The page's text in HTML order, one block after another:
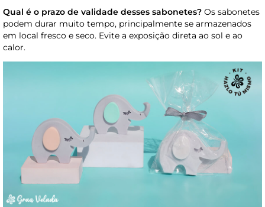
Qual é o prazo de validade desses sabonetes? Os sabonetes
podem durar muito tempo, principalmente se armazenados
em local fresco e seco. Evite a exposição direta ao sol e ao
calor.